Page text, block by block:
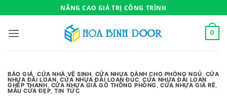
qua
nội
NÂNG CAO GIÁ TRỊ CÔNG TRÌNH
0
BÁO GIÁ,CỬA NHÀ VỆ SINH, CỬA NHỰA DÀNH CHO PHÒNG NGỦ, CỬA
NHỰA ĐÀI LOAN,CỬA NHỰA ĐÀI LOAN ĐÚC,CỬA NHỰA ĐÀI LOAN
GHÉP THANH, CỬA NHỰA GIẢ GỖ THÔNG PHÒNG , CỬA NHỰA GIÁ RẼ,
MẪU CỬA ĐẸP,TIN TỨC